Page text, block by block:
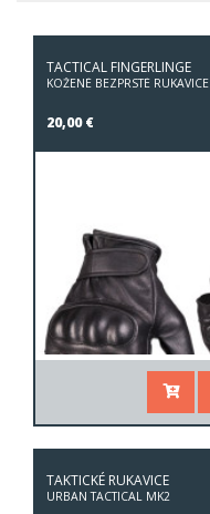
TACTICAL FINGERLINGE
KOŽENÉ BEZPRSTÉ RUKAVICE
20,00 €
TAKTICKÉ RUKAVICE
URBAN TACTICAL MK2